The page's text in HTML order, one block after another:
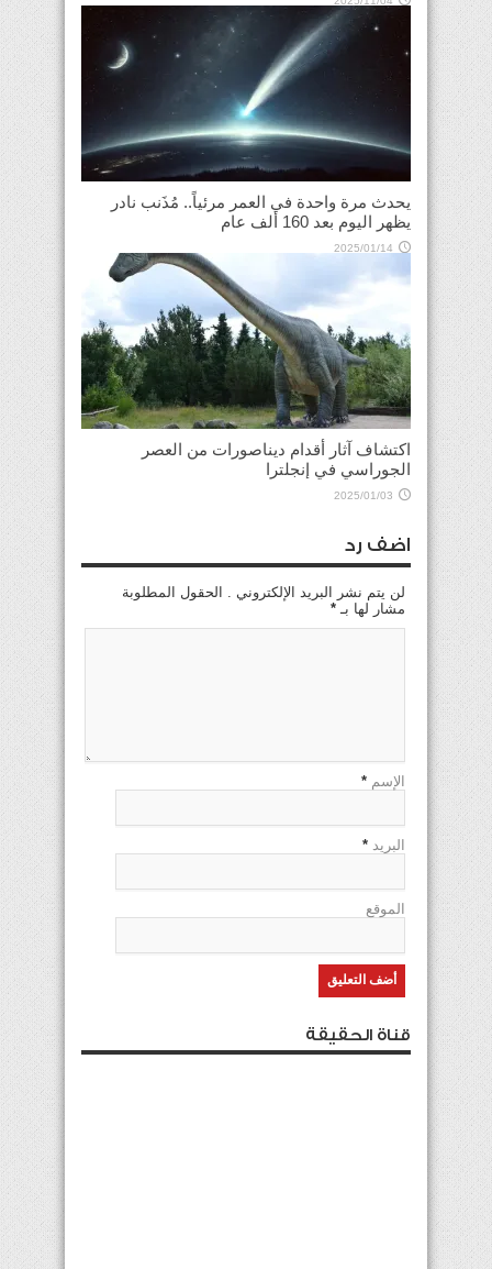
يحدث مرة واحدة في العمر مرئياً.. مُذَنب نادر
يظهر اليوم بعد 160 ألف عام
2025/01/14
اكتشاف آثار أقدام ديناصورات من العصر
الجوراسي في إنجلترا
2025/01/03
اضف رد
لن يتم نشر البريد الإلكتروني . الحقول المطلوبة
مشار لها بـ *
الإسم *
البريد *
الموقع
قناة الحقيقة